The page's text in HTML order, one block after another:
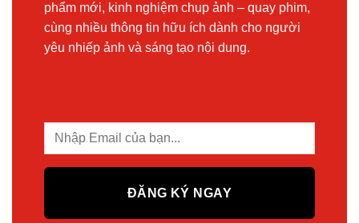
phẩm mới, kinh nghiệm chụp ảnh – quay phim,
cùng nhiều thông tin hữu ích dành cho người
yêu nhiếp ảnh và sáng tạo nội dung.